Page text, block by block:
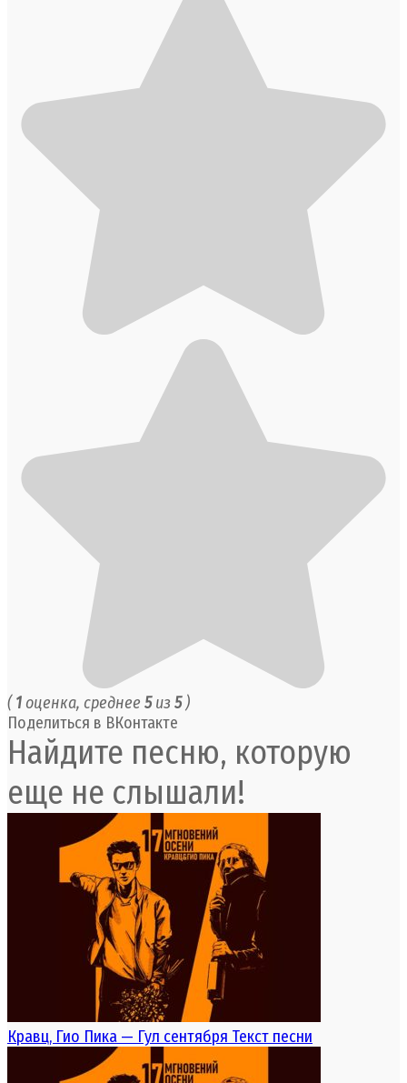
( 1 оценка, среднее 5из 5)
Поделиться в ВКонтакте
Найдите песню, которую
еще не слышали!
Кравц, Гио Пика — Гул сентября Текст песни